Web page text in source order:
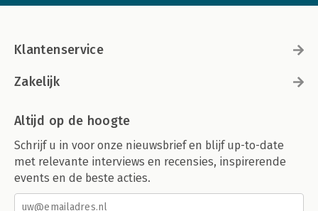
Klantenservice
Zakelijk
Altijd op de hoogte
Schrijf u in voor onze nieuwsbrief en blijf up-to-date
met relevante interviews en recensies, inspirerende
events en de beste acties.